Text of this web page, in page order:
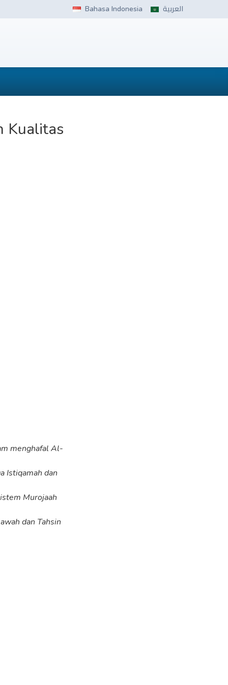
Bahasa Indonesia العربية
Kualitas
menghafal Al-
Istiqamah dan
Murojaah
dan Tahsin